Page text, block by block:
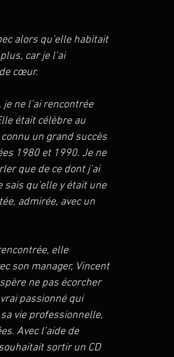
alors qu’elle habitait
car je l’ai
cœur.
ne l’ai rencontrée
était célèbre au
connu un grand succès
1980 et 1990. Je ne
que de ce dont j’ai
sais qu’elle y était une
admirée, avec un
elle
son manager, Vincent
ne pas écorcher
passionné qui
vie professionnelle,
Avec l’aide de
sortir un CD